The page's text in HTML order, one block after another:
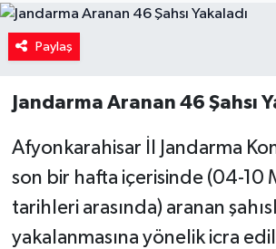
Paylaş
Jandarma Aranan 46 Şahsı
Afyonkarahisar İl Jandarma
son bir hafta içerisinde (04-10
tarihleri arasında) aranan
yakalanmasına yönelik icra